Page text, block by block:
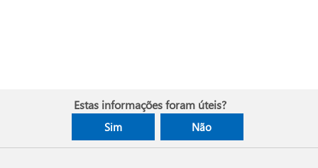
Estas informações foram úteis?
Sim Não